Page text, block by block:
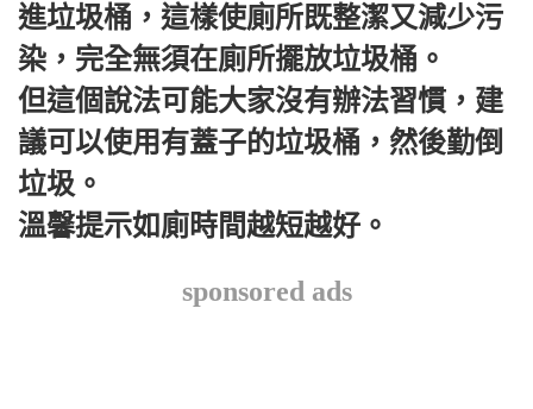
進垃圾桶，這樣使廁所既整潔又減少污
染，完全無須在廁所擺放垃圾桶。
但這個說法可能大家沒有辦法習慣，建
議可以使用有蓋子的垃圾桶，然後勤倒
垃圾。
溫馨提示如廁時間越短越好。
sponsored ads